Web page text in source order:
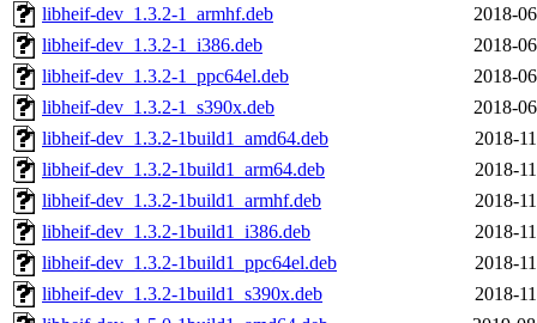
libheif-dev_1.3.2-1_armhf.deb
2018-
libheif-dev_1.3.2-1_i386.deb
2018-
libheif-dev_1.3.2-1_ppc64el.deb
2018-
libheif-dev_1.3.2-1_s390x.deb
2018-
libheif-dev_1.3.2-1build1_amd64.deb
2018-
libheif-dev_1.3.2-1build1_arm64.deb
2018-
libheif-dev_1.3.2-1build1_armhf.deb
2018-
libheif-dev_1.3.2-1build1_i386.deb
2018-
libheif-dev_1.3.2-1build1_ppc64el.deb
2018-
libheif-dev_1.3.2-1build1_s390x.deb
2018-